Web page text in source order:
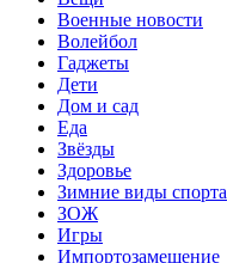
Военные новости
Волейбол
Гаджеты
Дети
Дом и сад
Еда
Звёзды
Здоровье
Зимние виды спорта
ЗОЖ
Игры
Импортозамещение